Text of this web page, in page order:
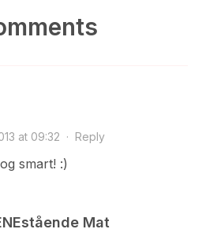
at 09:32 · Reply
smart! :)
Mat